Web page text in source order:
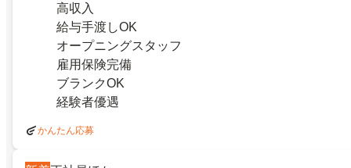
高収入
給与手渡しOK
オープニングスタッフ
雇用保険完備
ブランクOK
経験者優遇
かんたん応募